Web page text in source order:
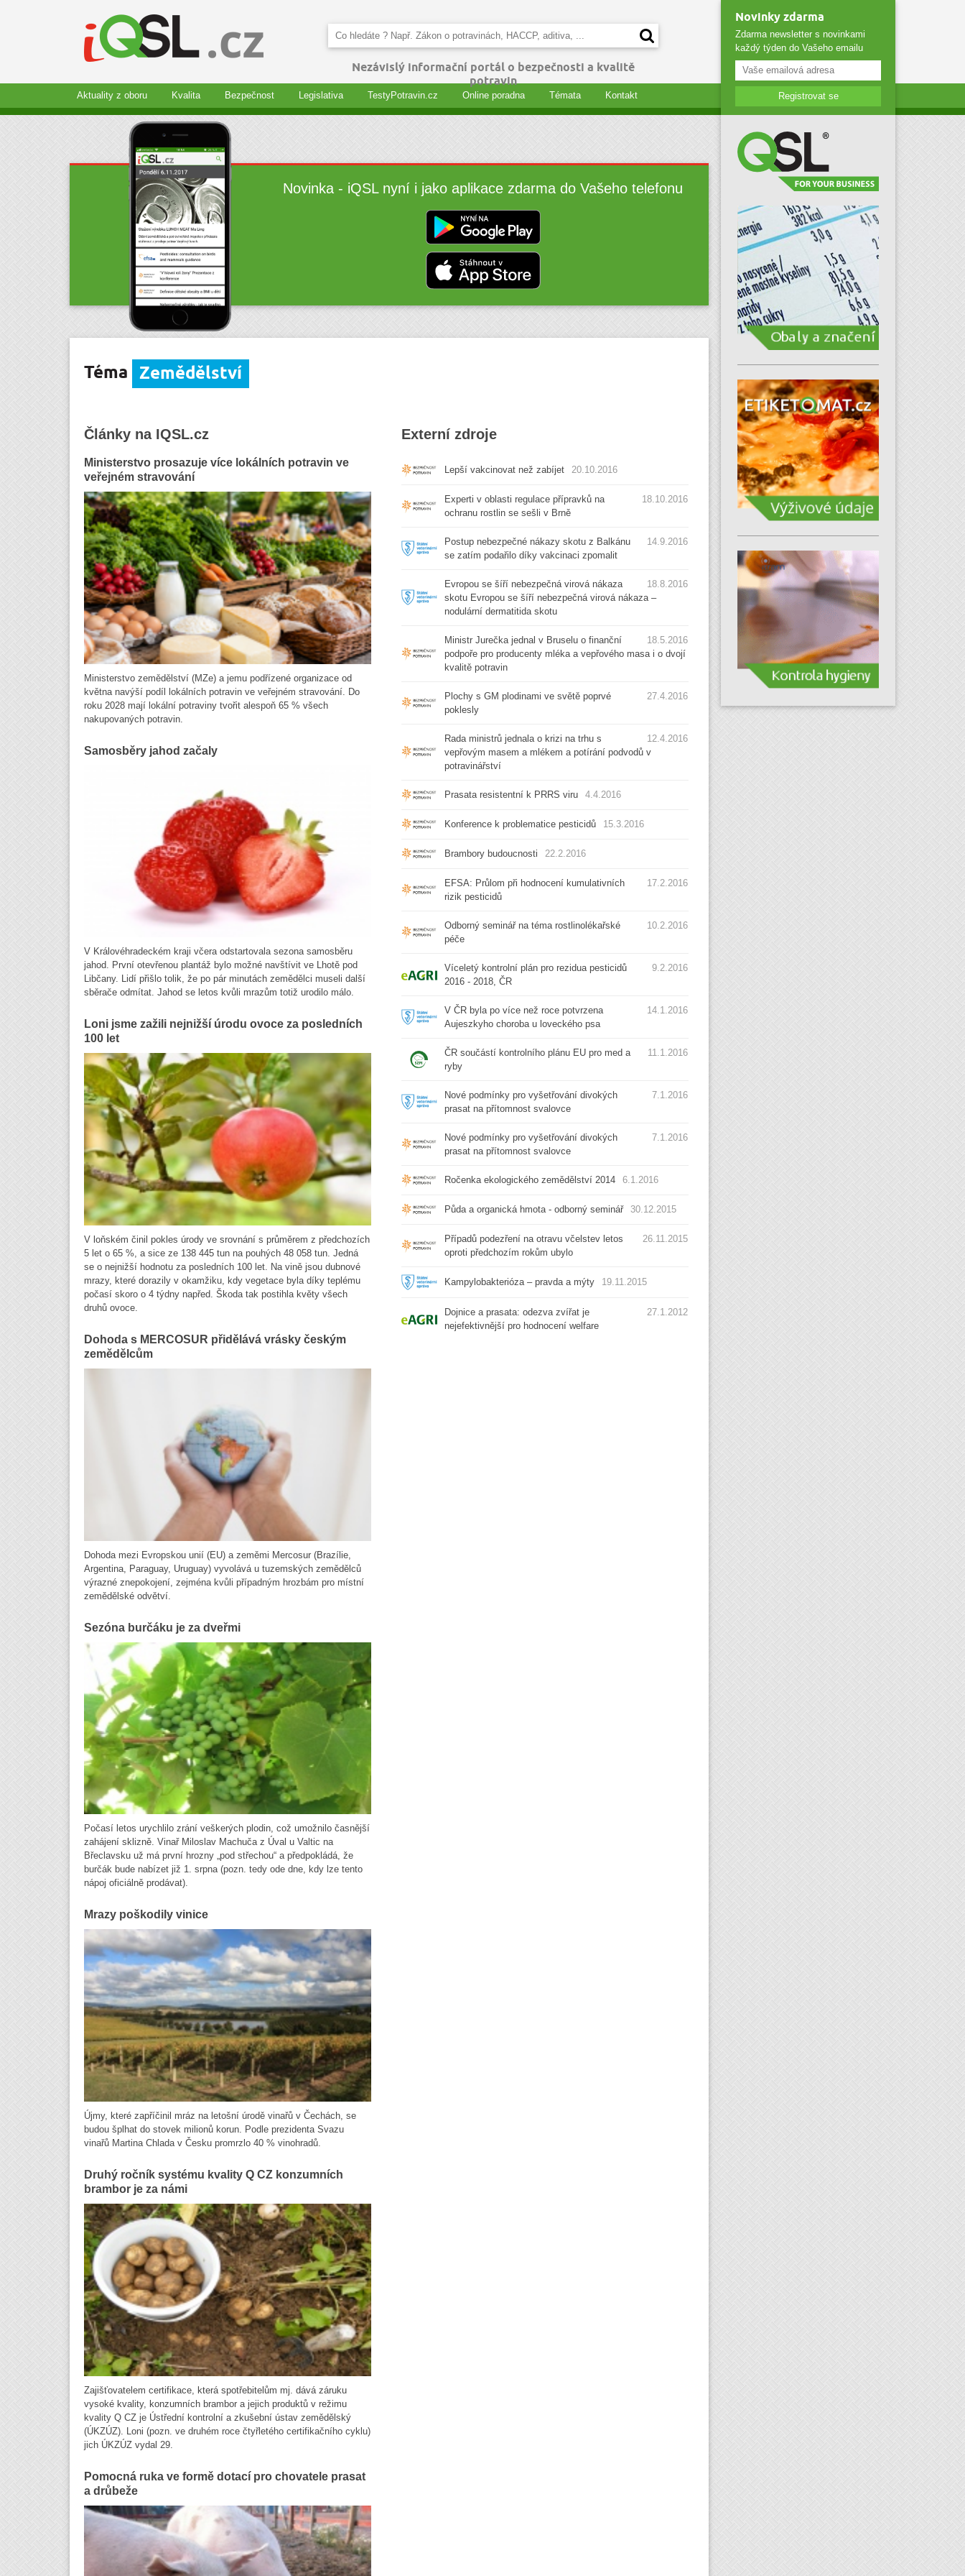
Nezávislý informační portál o bezpečnosti a kvalitě
potravin
Aktuality z oboru Kvalita Bezpečnost Legislativa TestyPotravin.cz Online poradna Témata Kontakt
Novinka - iQSL nyní i jako aplikace zdarma do Vašeho telefonu
Téma Zemědělství
Články na IQSL.cz
Ministerstvo prosazuje více lokálních potravin ve
veřejném stravování
Ministerstvo zemědělství (MZe) a jemu podřízené organizace od
května navýší podíl lokálních potravin ve veřejném stravování. Do
roku 2028 mají lokální potraviny tvořit alespoň 65 % všech
nakupovaných potravin.
Samosběry jahod začaly
V Královéhradeckém kraji včera odstartovala sezona samosběru
jahod. První otevřenou plantáž bylo možné navštívit ve Lhotě pod
Libčany. Lidí přišlo tolik, že po pár minutách zemědělci museli další
sběrače odmítat. Jahod se letos kvůli mrazům totiž urodilo málo.
Loni jsme zažili nejnižší úrodu ovoce za posledních
100 let
V loňském činil pokles úrody ve srovnání s průměrem z předchozích
5 let o 65 %, a sice ze 138 445 tun na pouhých 48 058 tun. Jedná
se o nejnižší hodnotu za posledních 100 let. Na vině jsou dubnové
mrazy, které dorazily v okamžiku, kdy vegetace byla díky teplému
počasí skoro o 4 týdny napřed. Škoda tak postihla květy všech
druhů ovoce.
Dohoda s MERCOSUR přidělává vrásky českým
zemědělcům
Dohoda mezi Evropskou unií (EU) a zeměmi Mercosur (Brazílie,
Argentina, Paraguay, Uruguay) vyvolává u tuzemských zemědělců
výrazné znepokojení, zejména kvůli případným hrozbám pro místní
zemědělské odvětví.
Sezóna burčáku je za dveřmi
Počasí letos urychlilo zrání veškerých plodin, což umožnilo časnější
zahájení sklizně. Vinař Miloslav Machuča z Úval u Valtic na
Břeclavsku už má první hrozny „pod střechou“ a předpokládá, že
burčák bude nabízet již 1. srpna (pozn. tedy ode dne, kdy lze tento
nápoj oficiálně prodávat).
Mrazy poškodily vinice
Újmy, které zapříčinil mráz na letošní úrodě vinařů v Čechách, se
budou šplhat do stovek milionů korun. Podle prezidenta Svazu
vinařů Martina Chlada v Česku promrzlo 40 % vinohradů.
Druhý ročník systému kvality Q CZ konzumních
brambor je za námi
Zajišťovatelem certifikace, která spotřebitelům mj. dává záruku
vysoké kvality, konzumních brambor a jejich produktů v režimu
kvality Q CZ je Ústřední kontrolní a zkušební ústav zemědělský
(ÚKZÚZ). Loni (pozn. ve druhém roce čtyřletého certifikačního cyklu)
jich ÚKZÚZ vydal 29.
Pomocná ruka ve formě dotací pro chovatele prasat
a drůbeže
Externí zdroje
20.10.2016
Lepší vakcinovat než zabíjet
18.10.2016
Experti v oblasti regulace přípravků na
ochranu rostlin se sešli v Brně
14.9.2016
Postup nebezpečné nákazy skotu z Balkánu
se zatím podařilo díky vakcinaci zpomalit
18.8.2016
Evropou se šíří nebezpečná virová nákaza
skotu Evropou se šíří nebezpečná virová nákaza –
nodulární dermatitida skotu
18.5.2016
Ministr Jurečka jednal v Bruselu o finanční
podpoře pro producenty mléka a vepřového masa i o dvojí
kvalitě potravin
27.4.2016
Plochy s GM plodinami ve světě poprvé
poklesly
12.4.2016
Rada ministrů jednala o krizi na trhu s
vepřovým masem a mlékem a potírání podvodů v
potravinářství
4.4.2016
Prasata resistentní k PRRS viru
15.3.2016
Konference k problematice pesticidů
22.2.2016
Brambory budoucnosti
17.2.2016
EFSA: Průlom při hodnocení kumulativních
rizik pesticidů
10.2.2016
Odborný seminář na téma rostlinolékařské
péče
9.2.2016
Víceletý kontrolní plán pro rezidua pesticidů
2016 - 2018, ČR
14.1.2016
V ČR byla po více než roce potvrzena
Aujeszkyho choroba u loveckého psa
11.1.2016
ČR součástí kontrolního plánu EU pro med a
ryby
7.1.2016
Nové podmínky pro vyšetřování divokých
prasat na přítomnost svalovce
7.1.2016
Nové podmínky pro vyšetřování divokých
prasat na přítomnost svalovce
6.1.2016
Ročenka ekologického zemědělství 2014
30.12.2015
Půda a organická hmota - odborný seminář
26.11.2015
Případů podezření na otravu včelstev letos
oproti předchozím rokům ubylo
19.11.2015
Kampylobakterióza – pravda a mýty
27.1.2012
Dojnice a prasata: odezva zvířat je
nejefektivnější pro hodnocení welfare
Novinky zdarma
Zdarma newsletter s novinkami
každý týden do Vašeho emailu
Registrovat se